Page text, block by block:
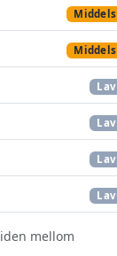
Middels
Middels
Lav
Lav
Lav
Lav
mellom